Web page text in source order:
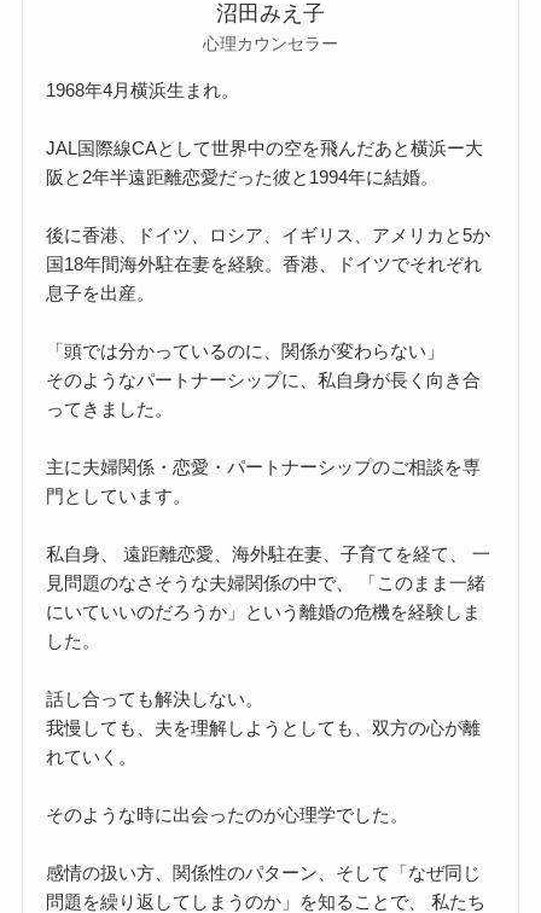
沼田みえ子
心理カウンセラー
1968年4月横浜生まれ。
JAL国際線CAとして世界中の空を飛んだあと横浜ー大
阪と2年半遠距離恋愛だった彼と1994年に結婚。
後に香港、ドイツ、ロシア、イギリス、アメリカと5か
国18年間海外駐在妻を経験。香港、ドイツでそれぞれ
息子を出産。
「頭では分かっているのに、関係が変わらない」
そのようなパートナーシップに、私自身が長く向き合
ってきました。
主に夫婦関係・恋愛・パートナーシップのご相談を専
門としています。
私自身、 遠距離恋愛、海外駐在妻、子育てを経て、 一
見問題のなさそうな夫婦関係の中で、 「このまま一緒
にいていいのだろうか」という離婚の危機を経験しま
した。
話し合っても解決しない。
我慢しても、夫を理解しようとしても、双方の心が離
れていく。
そのような時に出会ったのが心理学でした。
感情の扱い方、関係性のパターン、そして「なぜ同じ
問題を繰り返してしまうのか」を知ることで、 私たち